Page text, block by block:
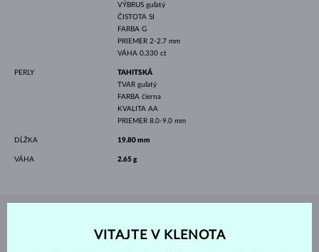
VÝBRUS guľatý
ČISTOTA SI
FARBA G
PRIEMER 2-2.7 mm
VÁHA 0.330 ct
PERLY
TAHITSKÁ
TVAR guľatý
FARBA čierna
KVALITA AA
PRIEMER 8.0-9.0 mm
DĹŽKA 19.80 mm
VÁHA 2.65 g
VITAJTE V KLENOTA